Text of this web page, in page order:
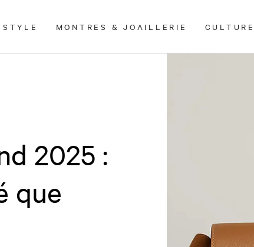
MONTRES & JOAILLERIE CULTURE
2025 :
que